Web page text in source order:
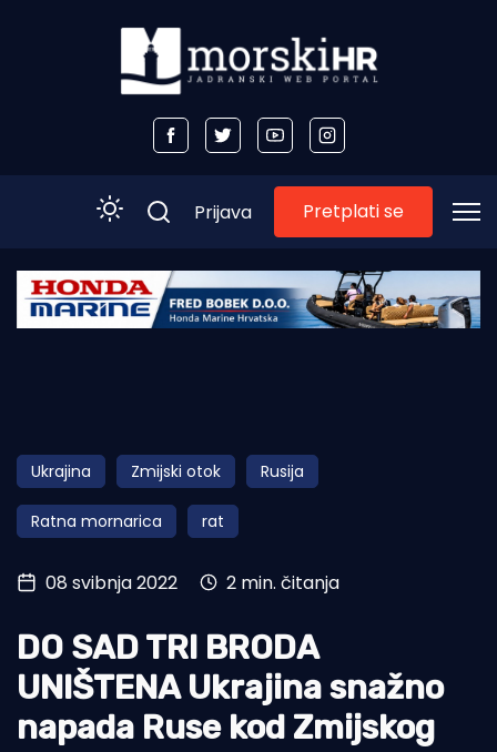
Početna
Obala
Otoci
Turizam i nautika
Pomorstvo
Ekologija
Tradicija i kultura
Prijava Pretplati se
Ukrajina Zmijski otok Rusija
Ratna mornarica rat
08 svibnja 2022 2 min. čitanja
DO SAD TRI BRODA
UNIŠTENA Ukrajina snažno
napada Ruse kod Zmijskog